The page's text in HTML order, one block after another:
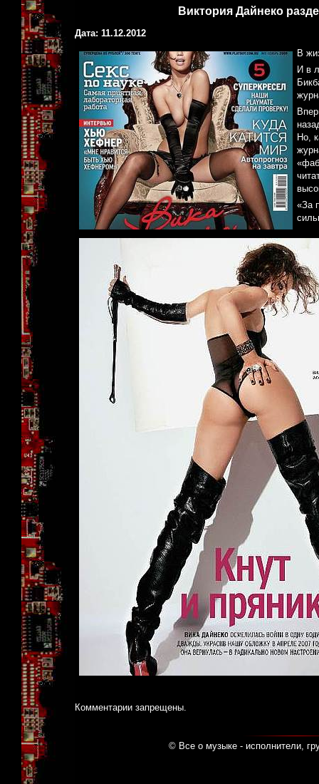
Виктория Дайнеко
Дата: 11.12.2012
В
И в
Но,
«За
Комментарии запрещены.
© Все о музыке - исполнители,